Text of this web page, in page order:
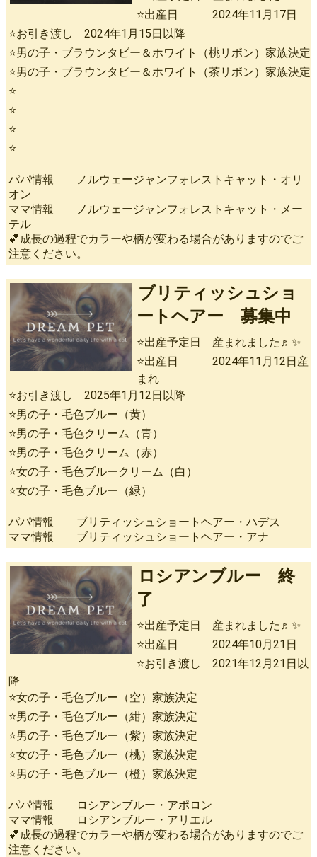
⭐出産日 2024年11月17日
⭐お引き渡し 2024年1月15日以降
⭐男の子・ブラウンタビー＆ホワイト（桃リボン）家族決定
⭐男の子・ブラウンタビー＆ホワイト（茶リボン）家族決定
⭐
⭐
⭐
⭐
パパ情報 ノルウェージャンフォレストキャット・オリ
オン
ママ情報 ノルウェージャンフォレストキャット・メー
テル
💕成長の過程でカラーや柄が変わる場合がありますのでご
注意ください。
ブリティッシュショ
ートヘアー 募集中
⭐出産予定日 産まれました♬✨
⭐出産日 2024年11月12日産
まれ
⭐お引き渡し 2025年1月12日以降
⭐男の子・毛色ブルー（黄）
⭐男の子・毛色クリーム（青）
⭐男の子・毛色クリーム（赤）
⭐女の子・毛色ブルークリーム（白）
⭐女の子・毛色ブルー（緑）
パパ情報 ブリティッシュショートヘアー・ハデス
ママ情報 ブリティッシュショートヘアー・アナ
ロシアンブルー 終
了
⭐出産予定日 産まれました♬✨
⭐出産日 2024年10月21日
⭐お引き渡し 2021年12月21日以
降
⭐女の子・毛色ブルー（空）家族決定
⭐男の子・毛色ブルー（紺）家族決定
⭐男の子・毛色ブルー（紫）家族決定
⭐女の子・毛色ブルー（桃）家族決定
⭐男の子・毛色ブルー（橙）家族決定
パパ情報 ロシアンブルー・アポロン
ママ情報 ロシアンブルー・アリエル
💕成長の過程でカラーや柄が変わる場合がありますのでご
注意ください。